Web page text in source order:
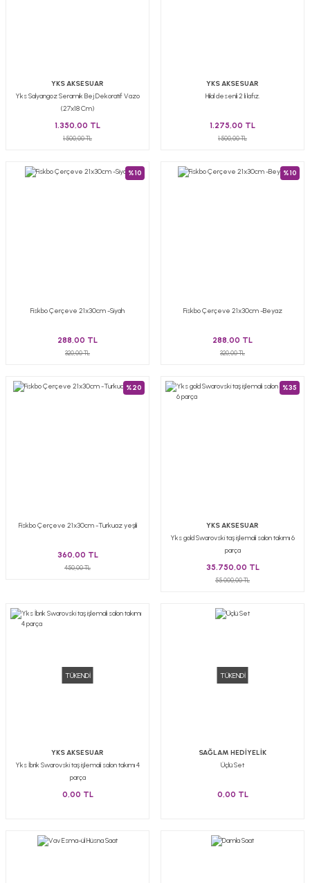
YKS AKSESUAR
Yks Salyangoz Seramik Bej Dekoratif Vazo
(27x18 Cm)
1.350,00 TL
1.500,00 TL
YKS AKSESUAR
Hilal desenli 2 li lafız.
1.275,00 TL
1.500,00 TL
%10
Fiskbo Çerçeve 21x30cm -Siyah
288,00 TL
320,00 TL
%10
Fiskbo Çerçeve 21x30cm -Beyaz
288,00 TL
320,00 TL
%20
Fiskbo Çerçeve 21x30cm -Turkuaz yeşili
360,00 TL
450,00 TL
%35
YKS AKSESUAR
Yks gold Swarovski taş işlemali salon takımı 6
parça
35.750,00 TL
55.000,00 TL
TÜKENDİ
YKS AKSESUAR
Yks İbrik Swarovski taş işlemali salon takımı 4
parça
0,00 TL
TÜKENDİ
SAĞLAM HEDİYELİK
Üçlü Set
0,00 TL